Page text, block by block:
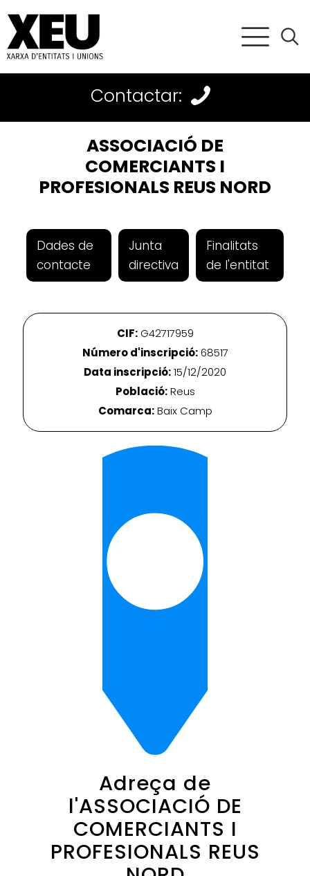
Contactar:
ASSOCIACIÓ DE
COMERCIANTS I
PROFESIONALS REUS NORD
Dades de
contacte
Junta
directiva
Finalitats
de l'entitat
CIF:G42717959
Número d'inscripció:68517
Data inscripció:15/12/2020
Població:Reus
Comarca:Baix Camp
Adreça de
l'ASSOCIACIÓ DE
COMERCIANTS I
PROFESIONALS REUS